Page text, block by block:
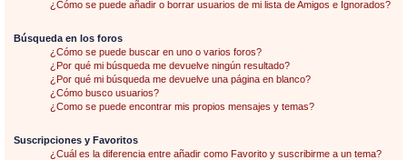
¿Cómo se puede añadir o borrar usuarios de mi lista de Amigos e Ignorados?
Búsqueda en los foros
¿Cómo se puede buscar en uno o varios foros?
¿Por qué mi búsqueda me devuelve ningún resultado?
¿Por qué mi búsqueda me devuelve una página en blanco?
¿Cómo busco usuarios?
¿Como se puede encontrar mis propios mensajes y temas?
Suscripciones y Favoritos
¿Cuál es la diferencia entre añadir como Favorito y suscribirme a un tema?